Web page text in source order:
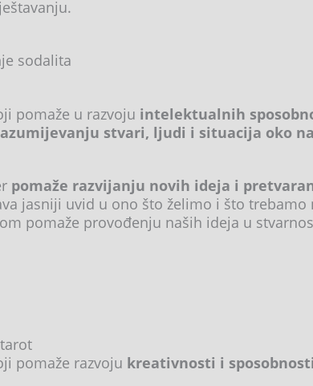
sodalita
pomaže u razvoju intelektualnih
stvari, ljudi i situacija oko
pomaže razvijanju novih ideja i
jasniji uvid u ono što želimo i što
pomaže provođenju naših ideja u
pomaže razvoju kreativnosti i sposobnosti